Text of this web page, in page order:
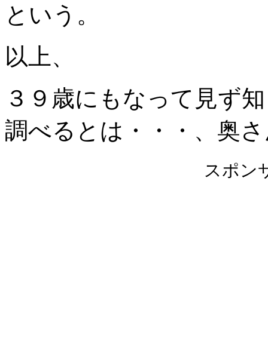
という。
以上、
３９歳にもなって見ず
調べるとは・・・、奥
スポン